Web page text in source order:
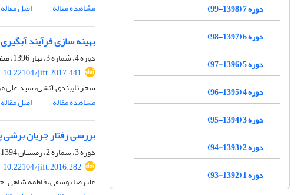
مشاهده مقاله
اصل مقاله
بهینه سازی فرآیند
دوره 4، شماره 3، بهار 1396، صفحه
10.22104/jift.2017.441
سحر نایبندی آتشی، سید علی
مشاهده مقاله
اصل مقاله
بررسی رفتار جریان برشی
دوره 3، شماره 2، زمستان 1394، صفحه
10.22104/jift.2016.282
علیرضا یوسفی، فاطمه
دوره 7 (1398-99)
دوره 6 (1397-98)
دوره 5 (1396-97)
دوره 4 (1395-96)
دوره 3 (1394-95)
دوره 2 (1393-94)
دوره 1 (1392-93)